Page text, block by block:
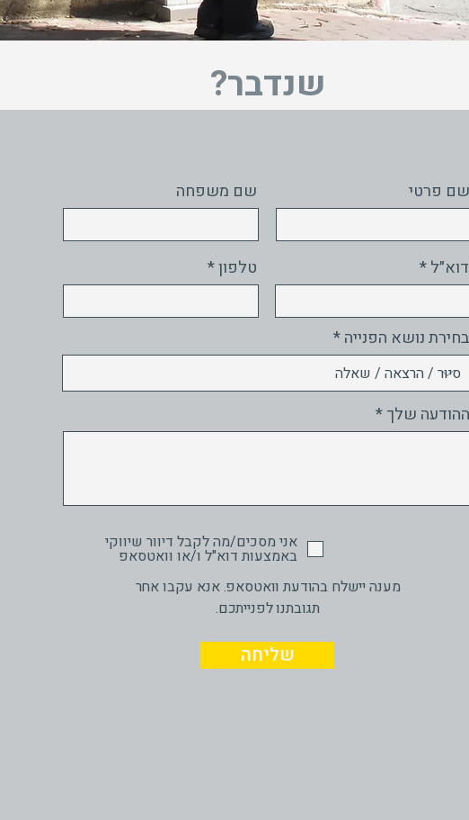
שנדבר?
שם משפחה שם פרטי
טלפון דוא״ל
בחירת נושא הפנייה
ההודעה שלך
אני מסכים/מה לקבל דיוור שיווקי
באמצעות דוא"ל ו/או וואטסאפ
מענה יישלח בהודעת וואטסאפ. אנא עקבו אחר
תגובתנו לפנייתכם.
שליחה